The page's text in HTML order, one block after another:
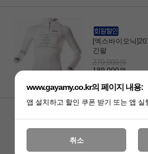
[엑스바이오닉
긴팔
270,000원
189,000원
[엑스바이오닉
www.gayamy.co.kr의 페이지 내용:
앱 설치하고 할인 쿠폰 받기 또는 앱 실
취소